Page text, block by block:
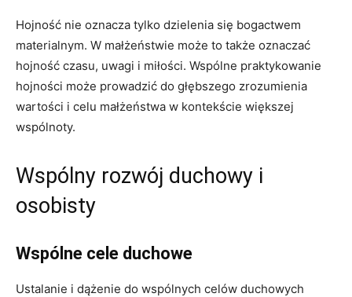
Hojność nie oznacza tylko dzielenia się bogactwem
materialnym. W małżeństwie może to także oznaczać
hojność czasu, uwagi i miłości. Wspólne praktykowanie
hojności może prowadzić do głębszego zrozumienia
wartości i celu małżeństwa w kontekście większej
wspólnoty.
Wspólny rozwój duchowy i
osobisty
Wspólne cele duchowe
Ustalanie i dążenie do wspólnych celów duchowych